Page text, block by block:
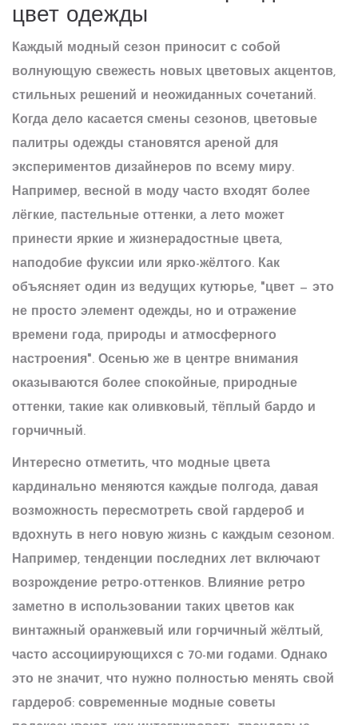
цвет одежды
Каждый модный сезон приносит с собой
волнующую свежесть новых цветовых акцентов,
стильных решений и неожиданных сочетаний.
Когда дело касается смены сезонов, цветовые
палитры одежды становятся ареной для
экспериментов дизайнеров по всему миру.
Например, весной в моду часто входят более
лёгкие, пастельные оттенки, а лето может
принести яркие и жизнерадостные цвета,
наподобие фуксии или ярко-жёлтого. Как
объясняет один из ведущих кутюрье, "цвет — это
не просто элемент одежды, но и отражение
времени года, природы и атмосферного
настроения". Осенью же в центре внимания
оказываются более спокойные, природные
оттенки, такие как оливковый, тёплый бардо и
горчичный.
Интересно отметить, что модные цвета
кардинально меняются каждые полгода, давая
возможность пересмотреть свой гардероб и
вдохнуть в него новую жизнь с каждым сезоном.
Например, тенденции последних лет включают
возрождение ретро-оттенков. Влияние ретро
заметно в использовании таких цветов как
винтажный оранжевый или горчичный жёлтый,
часто ассоциирующихся с 70-ми годами. Однако
это не значит, что нужно полностью менять свой
гардероб: современные модные советы